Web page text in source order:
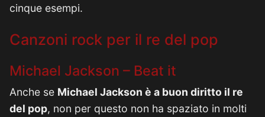
cinque esempi.
Canzoni rock per il re del pop
Michael Jackson – Beat it
Anche se Michael Jackson è a buon diritto il re
del pop, non per questo non ha spaziato in molti